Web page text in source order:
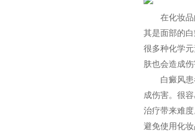
在化妆品
其是面部的
很多种化学
肤也会造成伤
白癜风患
成伤害。很
治疗带来难
避免使用化妆